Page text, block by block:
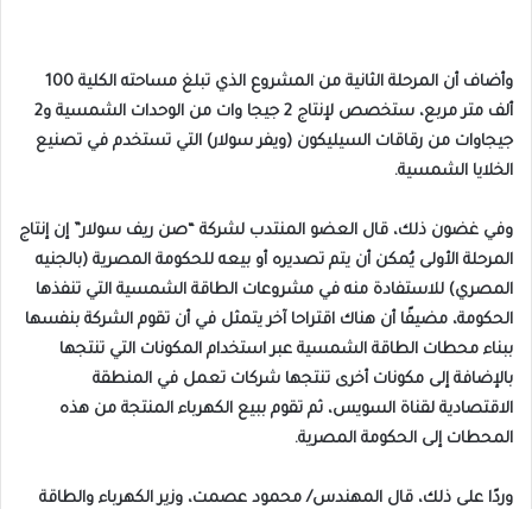
وأضاف أن المرحلة الثانية من المشروع الذي تبلغ مساحته الكلية 100
ألف متر مربع، ستخصص لإنتاج 2 جيجا وات من الوحدات الشمسية و2
جيجاوات من رقاقات السيليكون (ويفر سولار) التي تستخدم في تصنيع
الخلايا الشمسية.
وفي غضون ذلك، قال العضو المنتدب لشركة “صن ريف سولار” إن إنتاج
المرحلة الأولى يُمكن أن يتم تصديره أو بيعه للحكومة المصرية (بالجنيه
المصري) للاستفادة منه في مشروعات الطاقة الشمسية التي تنفذها
الحكومة، مضيفًا أن هناك اقتراحا آخر يتمثل في أن تقوم الشركة بنفسها
ببناء محطات الطاقة الشمسية عبر استخدام المكونات التي تنتجها
بالإضافة إلى مكونات أخرى تنتجها شركات تعمل في المنطقة
الاقتصادية لقناة السويس، ثم تقوم ببيع الكهرباء المنتجة من هذه
المحطات إلى الحكومة المصرية.
وردًا على ذلك، قال المهندس/ محمود عصمت، وزير الكهرباء والطاقة